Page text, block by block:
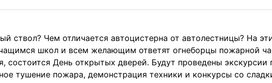
ствол? Чем отличается автоцистерна от автолестницы? На
школ и всем желающим ответят огнеборцы пожарной
состоится День открытых дверей. Будут проведены
тушение пожара, демонстрация техники и конкурсы со